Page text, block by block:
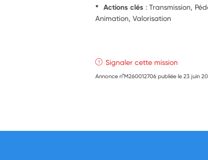
Actions clés : Transmission,
Animation, Valorisation
Signaler cette mission
Annonce n°M260012706 publiée le23 juin